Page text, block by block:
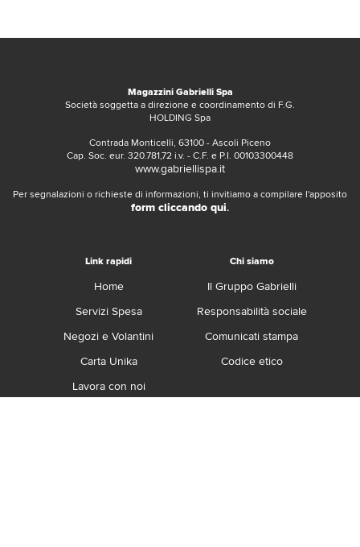
Magazzini Gabrielli Spa
Società soggetta a direzione e coordinamento di F.G.
HOLDING Spa
Contrada Monticelli, 63100 - Ascoli Piceno
Cap. Soc. eur. 320.781,72 i.v. - C.F. e P.I. 00103300448
www.gabriellispa.it
Per segnalazioni o richieste di informazioni, ti invitiamo a compilare l'apposito
form cliccando qui.
Link rapidi
Home
Servizi Spesa
Negozi e Volantini
Carta Unika
Lavora con noi
Chi siamo
Il Gruppo Gabrielli
Responsabilità sociale
Comunicati stampa
Codice etico